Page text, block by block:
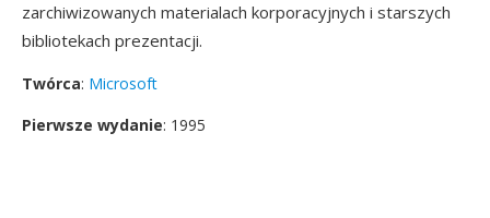
zarchiwizowanych materialach korporacyjnych i starszych
bibliotekach prezentacji.
Twórca: Microsoft
Pierwsze wydanie: 1995